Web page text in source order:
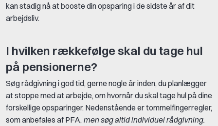
kan stadig nå at booste din opsparing i de sidste år af dit
arbejdsliv.
I hvilken rækkefølge skal du tage hul
på pensionerne?
Søg rådgivning i god tid, gerne nogle år inden, du planlægger
at stoppe med at arbejde, om hvornår du skal tage hul på dine
forskellige opsparinger. Nedenstående er tommelfingerregler,
som anbefales af PFA, men søg altid individuel rådgivning.